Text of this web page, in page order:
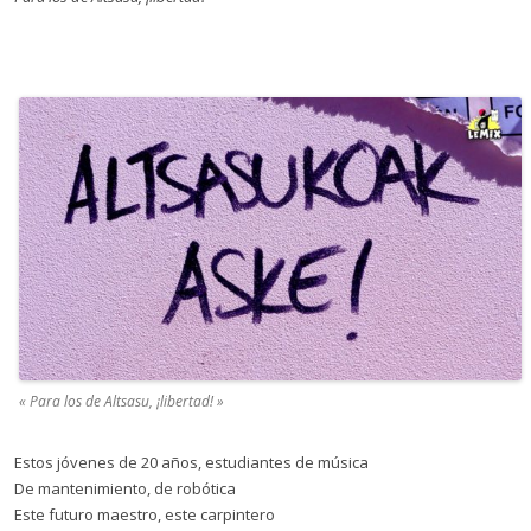
« Para los de Altsasu, ¡libertad! »
Estos jóvenes de 20 años, estudiantes de música
De mantenimiento, de robótica
Este futuro maestro, este carpintero